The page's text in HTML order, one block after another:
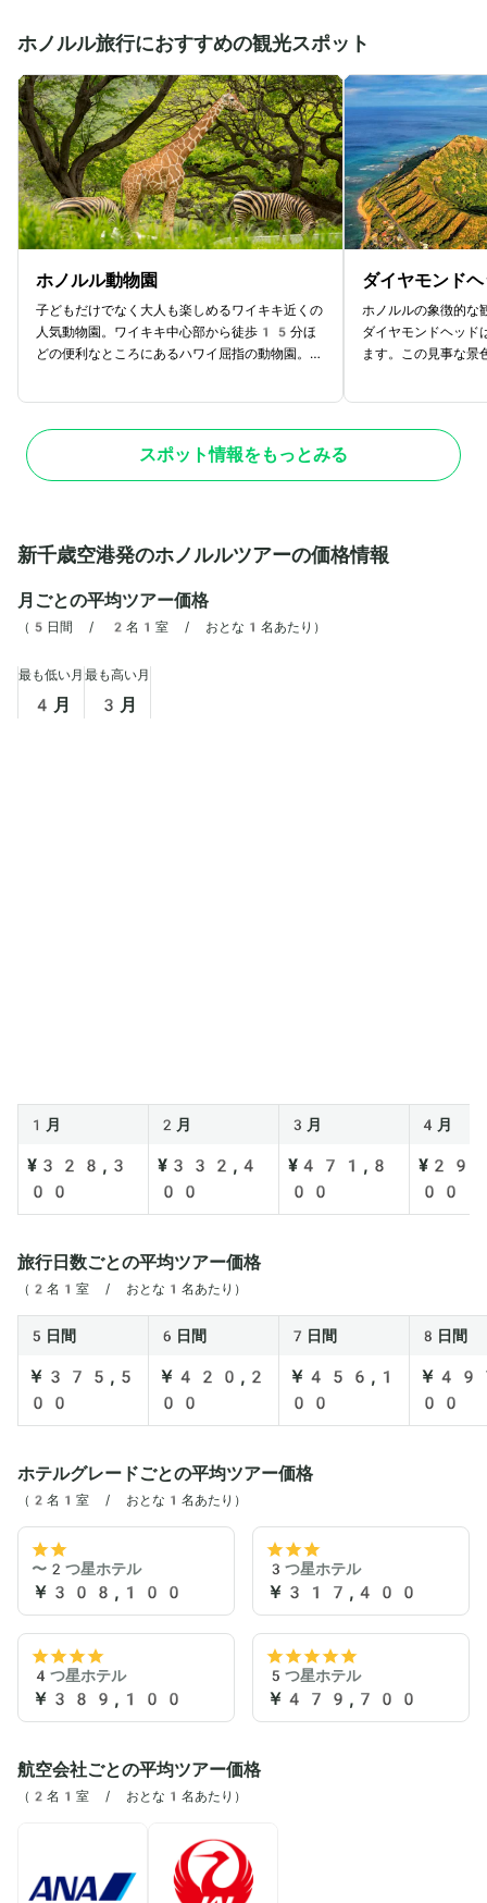
ホノルル旅行におすすめの観光スポット
ホノルル動物園
子どもだけでなく大人も楽しめるワイキキ近くの
人気動物園。ワイキキ中心部から徒歩15分ほ
どの便利なところにあるハワイ屈指の動物園。ラ
とりこにするほどの見応え。子どもと行くなら特
におすすめのエリアはケイキ・ズーです。ケイキ
とはハワイ語で子どもを意味し、ケイキ・ズーは
などに直接手をふれて楽しむことができますよ。
ダイヤモンド
ホノルルの象徴的な
ダイヤモンドヘッド
ます。この見事な景
の眺めは息をのむ
ホノルル市内を一
た服装と水分補給の
スポット情報をもっとみる
新千歳空港発のホノルルツアーの価格情報
月ごとの平均ツアー価格
（ 5日間 / 2名1室 / おとな1名あたり ）
最も低い月
4 月
最も高い月
3 月
1月 2月 3月 4月
¥328,3
00
¥332,4
00
¥471,8
00
00
旅行日数ごとの平均ツアー価格
（2名1室 / おとな1名あたり）
5日間 6日間 7日間 8日間
￥375,5
00
￥420,2
00
￥456,1
00
￥
00
ホテルグレードごとの平均ツアー価格
（2名1室 / おとな1名あたり）
〜2つ星ホテル
￥308,100
3つ星ホテル
￥317,400
4つ星ホテル
￥389,100
5つ星ホテル
￥479,700
航空会社ごとの平均ツアー価格
（2名1室 / おとな1名あたり）